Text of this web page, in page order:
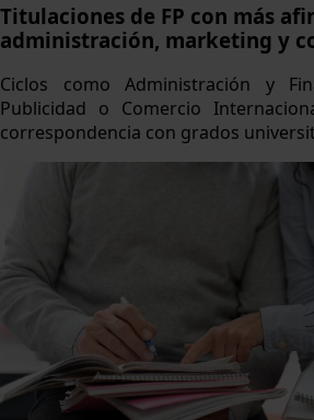
Titulaciones de FP con más
administración, marketing y
Ciclos como Administración y
Publicidad o Comercio
correspondencia con grados